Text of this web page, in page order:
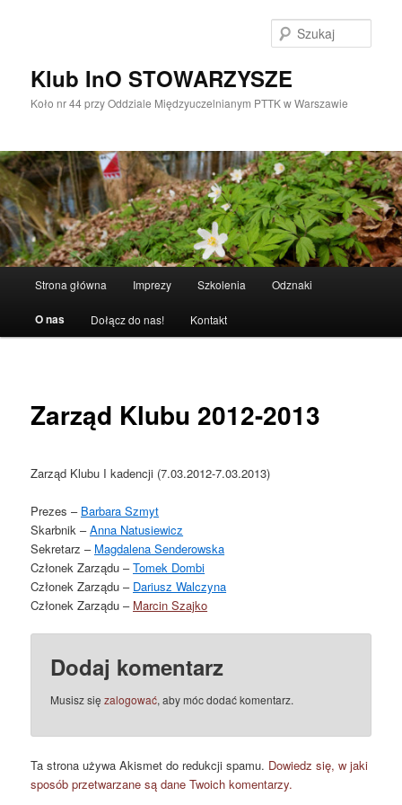
Klub InO STOWARZYSZE
Koło nr 44 przy Oddziale Międzyuczelnianym PTTK w Warszawie
Strona główna Imprezy Szkolenia Odznaki
O nas Dołącz do nas! Kontakt
Zarząd Klubu 2012-2013
Zarząd Klubu I kadencji (7.03.2012-7.03.2013)
Prezes – Barbara Szmyt
Skarbnik –Anna Natusiewicz
Sekretarz – Magdalena Senderowska
Członek Zarządu –Tomek Dombi
Członek Zarządu – Dariusz Walczyna
Członek Zarządu – Marcin Szajko
Dodaj komentarz
Musisz sięzalogować, aby móc dodać komentarz.
Ta strona używa Akismet do redukcji spamu. Dowiedz się, w jaki
sposób przetwarzane są dane Twoich komentarzy.